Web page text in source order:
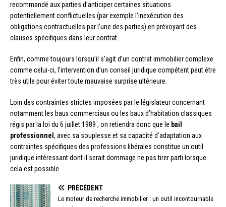
recommandé aux parties d’anticiper certaines situations
potentiellement conflictuelles (par exemple l’inexécution des
obligations contractuelles par l’une des parties) en prévoyant des
clauses spécifiques dans leur contrat.
Enfin, comme toujours lorsqu’il s’agit d’un contrat immobilier complexe
comme celui-ci, l’intervention d’un conseil juridique compétent peut être
très utile pour éviter toute mauvaise surprise ultérieure.
Loin des contraintes strictes imposées par le législateur concernant
notamment les baux commerciaux ou les baux d’habitation classiques
régis par la loi du 6 juillet 1989 , on retiendra donc que le bail
professionnel , avec sa souplesse et sa capacité d’adaptation aux
contraintes spécifiques des professions libérales constitue un outil
juridique intéressant dont il serait dommage ne pas tirer parti lorsque
cela est possible.
PRÉCÉDENT
Le moteur de recherche immobilier : un outil incontournable